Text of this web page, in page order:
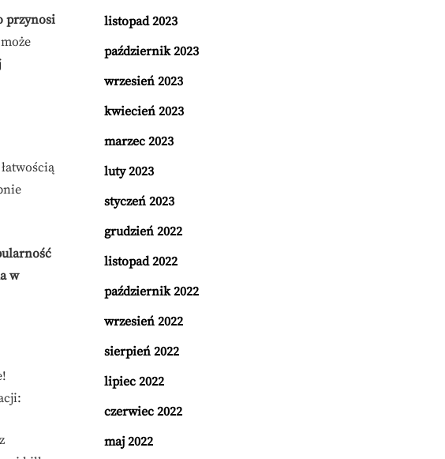
przynosi
w
listopad 2023
październik 2023
wrzesień 2023
kwiecień 2023
marzec 2023
luty 2023
styczeń 2023
grudzień 2022
listopad 2022
październik 2022
wrzesień 2022
sierpień 2022
lipiec 2022
czerwiec 2022
maj 2022